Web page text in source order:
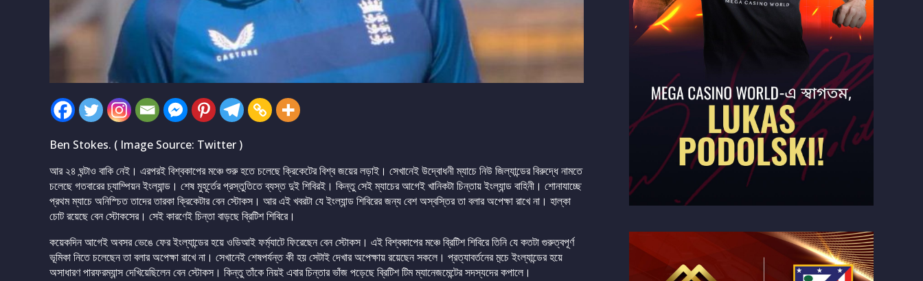
Ben Stokes. ( Image Source: Twitter )
আর ২৪ ঘন্টাও বাকি নেই। এরপরই বিশ্বকাপের মঞ্চে শুরু হতে চলেছে ক্রিকেটের বিশ্ব জয়ের লড়াই। সেখানেই উদ্বোধনী ম্যাচে নিউ জিল্যান্ডের বিরুদ্ধে নামতে
চলেছে গতবারের চ্যাম্পিয়ন ইংল্যান্ড। শেষ মুহূর্তের প্রস্তুতিতে ব্যস্ত দুই শিবিরই। কিন্তু সেই ম্যাচের আগেই খানিকটা চিন্তায় ইংল্যান্ড বাহিনী। শোনাযাচ্ছে
প্রথম ম্যাচে অনিস্চিত তাদের তারকা ক্রিকেটার বেন স্টোকস। আর এই খবরটা যে ইংল্যান্ড শিবিরের জন্য বেশ অস্বস্তির তা বলার অপেক্ষা রাখে না। হাল্কা
চোট রয়েছে বেন স্টোকসের। সেই কারণেই চিন্তা বাড়ছে ব্রিটিশ শিবিরে।
কয়েকদিন আগেই অবসর ভেঙে ফের ইংল্যান্ডের হয়ে ওডিআই ফর্ম্যাটে ফিরেছেন বেন স্টোকস। এই বিশ্বকাপের মঞ্চে ব্রিটিশ শিবিরে তিনি যে কতটা গুরুত্বপূর্ণ
ভূমিকা নিতে চলেছেন তা বলার অপেক্ষা রাখে না। সেখানেই শেষপর্যন্ত কী হয় সেটাই দেখার অপেক্ষায় রয়েছেন সকলে। প্রত্যাবর্তনের ম়্চে ইংল্যান্ডের হয়ে
অসাধারণ পারফরম্যান্স দেখিয়েছিলেন বেন স্টোকস। কিন্তু তাঁকে নিয়ই এবার চিন্তার ভাঁজ পড়েছে ব্রিটিশ টিম ম্যানেজমেন্টের সদস্যদের কপালে।